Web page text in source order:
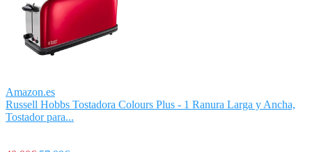
Amazon.es
Russell Hobbs Tostadora Colours Plus - 1 Ranura Larga y Ancha,
Tostador para...